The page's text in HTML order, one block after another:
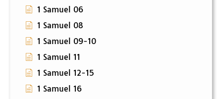
1 Samuel 06
1 Samuel 08
1 Samuel 09-10
1 Samuel 11
1 Samuel 12-15
1 Samuel 16